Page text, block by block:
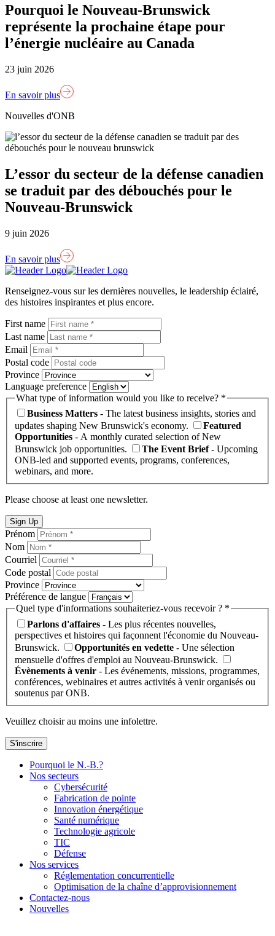
Pourquoi le Nouveau-Brunswick
représente la prochaine étape pour
l’énergie nucléaire au Canada
23 juin 2026
En savoir plus
Nouvelles d'ONB
L’essor du secteur de la défense canadien
se traduit par des débouchés pour le
Nouveau-Brunswick
9 juin 2026
En savoir plus
Lien
d'accueil
Renseignez-vous sur les dernières nouvelles, le leadership éclairé,
des histoires inspirantes et plus encore.
First name
Last name
Email
Postal code
Province
Language preference
What type of information would you like to receive? *
Business Matters - The latest business insights, stories and
updates shaping New Brunswick's economy.
Featured
Opportunities - A monthly curated selection of New
Brunswick job opportunities.
The Event Brief- Upcoming
ONB-led and supported events, programs, conferences,
webinars, and more.
Please choose at least one newsletter.
Sign Up
Prénom
Nom
Courriel
Code postal
Province
Préférence de langue
Quel type d'informations souhaiteriez-vous recevoir ? *
Parlons d'affaires - Les plus récentes nouvelles,
perspectives et histoires qui façonnent l'économie du Nouveau-
Brunswick.
Opportunités en vedette - Une sélection
mensuelle d'offres d'emploi au Nouveau-Brunswick.
Évènements à venir - Les événements, missions, programmes,
conférences, webinaires et autres activités à venir organisés ou
soutenus par ONB.
Veuillez choisir au moins une infolettre.
S'inscrire
Pourquoi le N.-B.?
Nos secteurs
Cybersécurité
Fabrication de pointe
Innovation énergétique
Santé numérique
Technologie agricole
TIC
Défense
Nos services
Réglementation concurrentielle
Optimisation de la chaîne d’approvisionnement
Contactez-nous
Nouvelles